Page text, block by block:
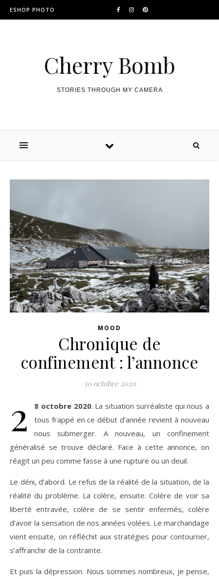
ESHOP PHOTO
Cherry Bomb
STORIES THROUGH MY CAMERA
MOOD
Chronique de
confinement : l’annonce
30 octobre 2020
2 8 octobre 2020. La situation surréaliste qui nous a
tous frappé en ce début d’année revient à nouveau
nous submerger. A nouveau, un confinement
généralisé se trouve déclaré. Face à cette annonce, on
réagit un peu comme fasse à une rupture ou un deuil.
Le déni, d’abord. Le refus de la réalité de la situation, de la
réalité du problème. La colère, ensuite. Colère de voir sa
liberté entravée, colère de se sentir enfermés, colère
d’avoir la sensation de nos années volées. Le marchandage
vient ensuite, on réfléchit aux stratégies pour contourner,
s’affranchir de la contrainte.
Et puis la dépression. Nous sommes nombreux, je pense,